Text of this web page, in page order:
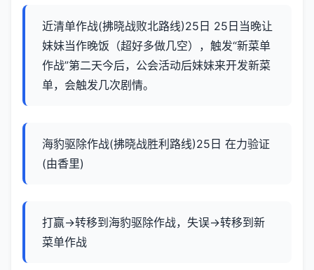
近清单作战(拂晓战败北路线)25日 25日当晚让
妹妹当作晚饭（超好多做几空），触发“新菜单
作战”第二天今后，公会活动后妹妹来开发新菜
单，会触发几次剧情。
海豹驱除作战(拂晓战胜利路线)25日 在力验证
(由香里)
打赢→转移到海豹驱除作战，失误→转移到新
菜单作战